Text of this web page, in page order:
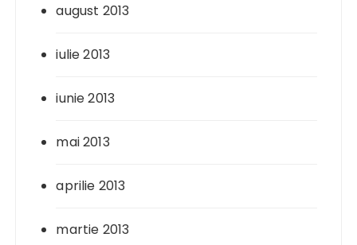
august 2013
iulie 2013
iunie 2013
mai 2013
aprilie 2013
martie 2013